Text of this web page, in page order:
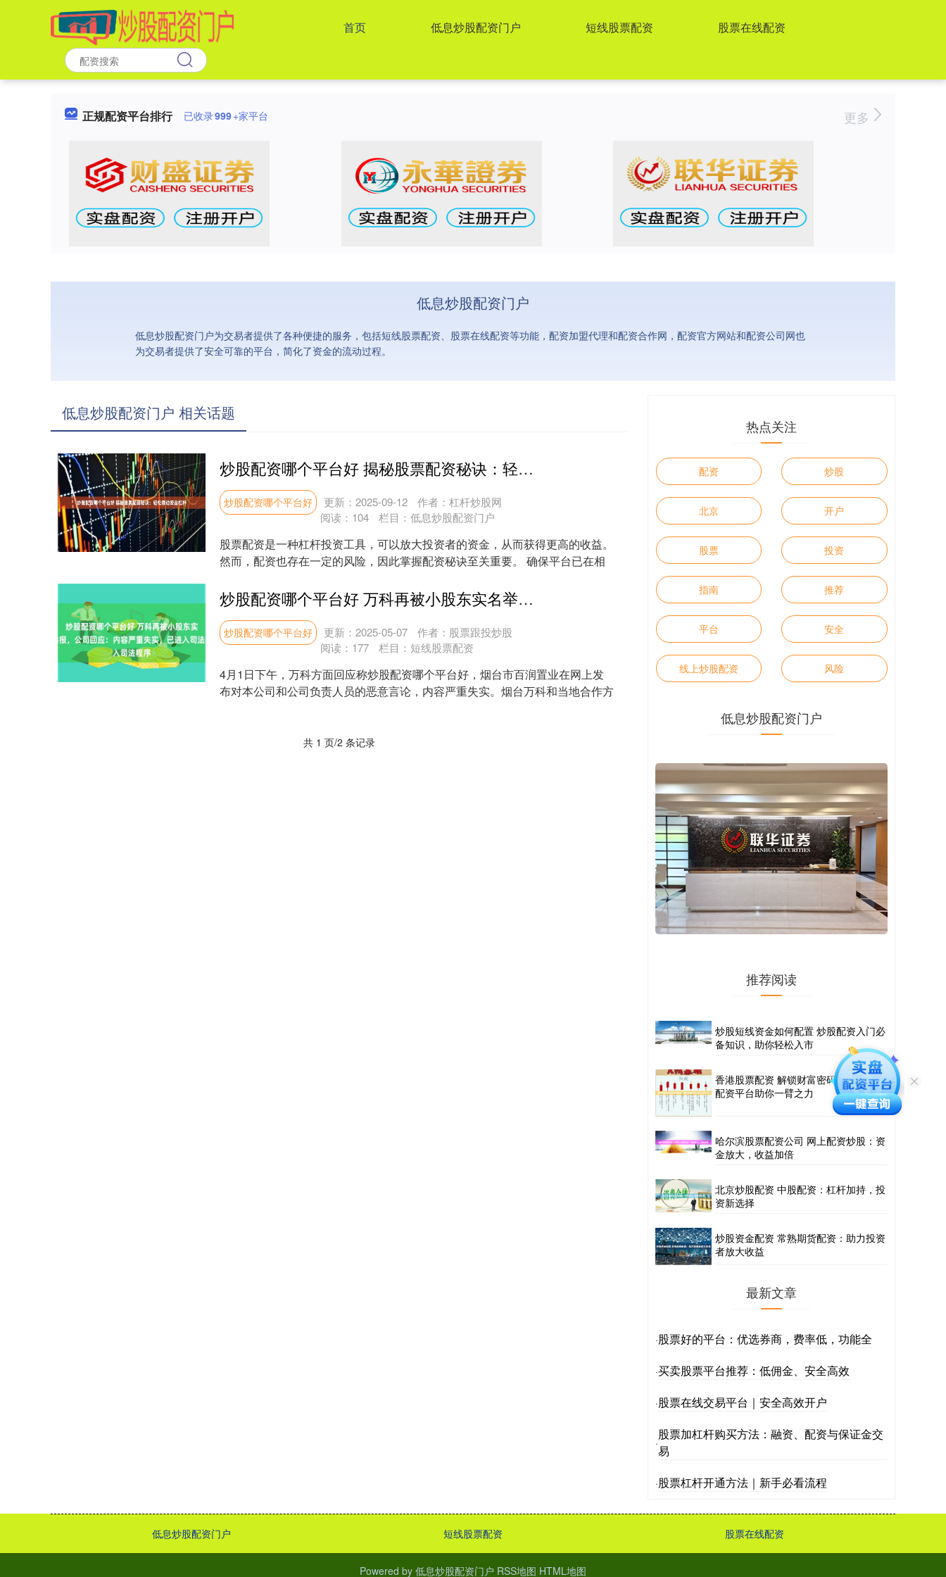
首页 低息炒股配资门户 短线股票配资 股票在线配资
正规配资平台排行 已收录999+家平台 更多
低息炒股配资门户
低息炒股配资门户为交易者提供了各种便捷的服务，包括短线股票配资、股票在线配资等功能，配资加盟代理和配资合作网，配资官方网站和配资公司网也
为交易者提供了安全可靠的平台，简化了资金的流动过程。
低息炒股配资门户 相关话题
炒股配资哪个平台好 揭秘股票配资秘诀：轻松撬动资金杠杆
炒股配资哪个平台好 更新：2025-09-12
作者：杠杆炒股网
阅读： 104 栏目： 低息炒股配资门户
股票配资是一种杠杆投资工具，可以放大投资者的资金，从而获得更高的收益。
然而，配资也存在一定的风险，因此掌握配资秘诀至关重要。 确保平台已在相
炒股配资哪个平台好 万科再被小股东实名举报，公司回应：内容严重失实，已进入司法程序
炒股配资哪个平台好 更新：2025-05-07
作者：股票跟投炒股
阅读： 177 栏目： 短线股票配资
4月1日下午，万科方面回应称炒股配资哪个平台好，烟台市百润置业在网上发
布对本公司和公司负责人员的恶意言论，内容严重失实。烟台万科和当地合作方
共 1 页/2 条记录
热点关注
配资 炒股
北京 开户
股票 投资
指南 推荐
平台 安全
线上炒股配资 风险
低息炒股配资门户
推荐阅读
炒股短线资金如何配置 炒股配资入门必
备知识，助你轻松入市
香港股票配资 解锁财富密码！免费股票
配资平台助你一臂之力
哈尔滨股票配资公司 网上配资炒股：资
金放大，收益加倍
北京炒股配资 中股配资：杠杆加持，投
资新选择
炒股资金配资 常熟期货配资：助力投资
者放大收益
最新文章
·股票好的平台：优选券商，费率低，功能全
·买卖股票平台推荐：低佣金、安全高效
·股票在线交易平台｜安全高效开户
·
股票加杠杆购买方法：融资、配资与保证金交
易
·股票杠杆开通方法｜新手必看流程
低息炒股配资门户 短线股票配资 股票在线配资
Powered by 低息炒股配资门户 RSS地图 HTML地图